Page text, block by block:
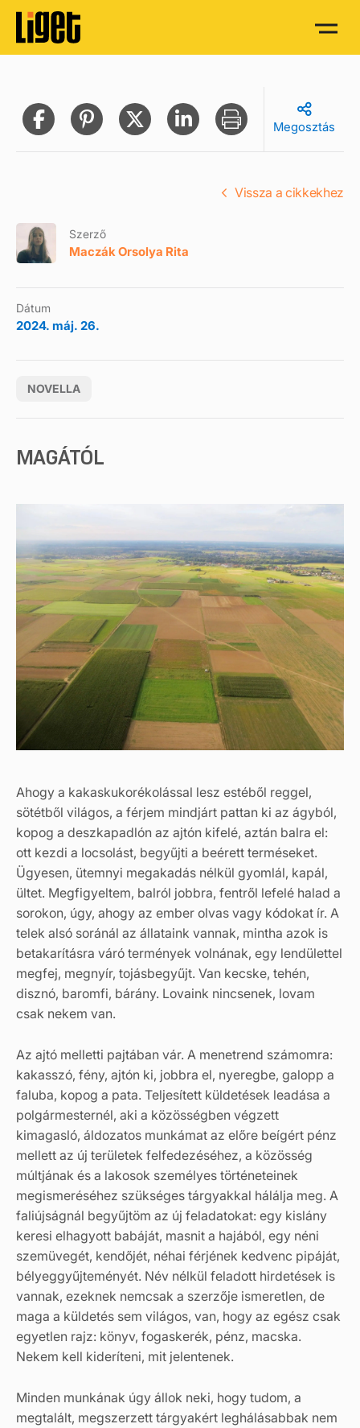
Megosztás
Szerző
Maczák Orsolya Rita
Dátum
2024. máj. 26.
NOVELLA
Vissza a cikkekhez
MAGÁTÓL
Ahogy a kakaskukorékolással lesz estéből reggel,
sötétből világos, a férjem mindjárt pattan ki az ágyból,
kopog a deszkapadlón az ajtón kifelé, aztán balra el:
ott kezdi a locsolást, begyűjti a beérett terméseket.
Ügyesen, ütemnyi megakadás nélkül gyomlál, kapál,
ültet. Megfigyeltem, balról jobbra, fentről lefelé halad a
sorokon, úgy, ahogy az ember olvas vagy kódokat ír. A
telek alsó soránál az állataink vannak, mintha azok is
betakarításra váró termények volnának, egy lendülettel
megfej, megnyír, tojásbegyűjt. Van kecske, tehén,
disznó, baromfi, bárány. Lovaink nincsenek, lovam
csak nekem van.
Az ajtó melletti pajtában vár. A menetrend számomra:
kakasszó, fény, ajtón ki, jobbra el, nyeregbe, galopp a
faluba, kopog a pata. Teljesített küldetések leadása a
polgármesternél, aki a közösségben végzett
kimagasló, áldozatos munkámat az előre beígért pénz
mellett az új területek felfedezéséhez, a közösség
múltjának és a lakosok személyes történeteinek
megismeréséhez szükséges tárgyakkal hálálja meg. A
faliújságnál begyűjtöm az új feladatokat: egy kislány
keresi elhagyott babáját, masnit a hajából, egy néni
szemüvegét, kendőjét, néhai férjének kedvenc pipáját,
bélyeggyűjteményét. Név nélkül feladott hirdetések is
vannak, ezeknek nemcsak a szerzője ismeretlen, de
maga a küldetés sem világos, van, hogy az egész csak
egyetlen rajz: könyv, fogaskerék, pénz, macska.
Nekem kell kideríteni, mit jelentenek.
Minden munkának úgy állok neki, hogy tudom, a
megtalált, megszerzett tárgyakért leghálásabbak nem